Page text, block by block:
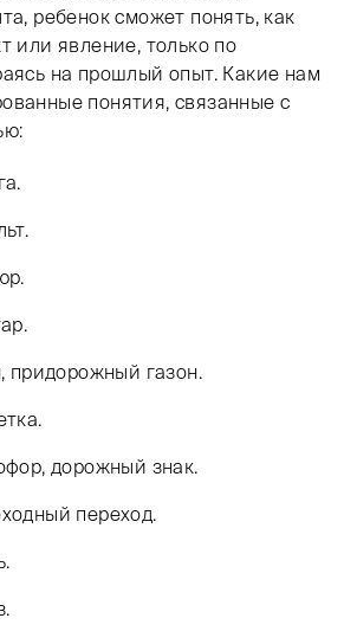
ребенок сможет понять, как
или явление, только по
на прошлый опыт. Какие нам
понятия, связанные с
придорожный газон.
дорожный знак.
переход.